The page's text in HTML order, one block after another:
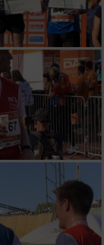
Statistiken
Angebote
Auswahl